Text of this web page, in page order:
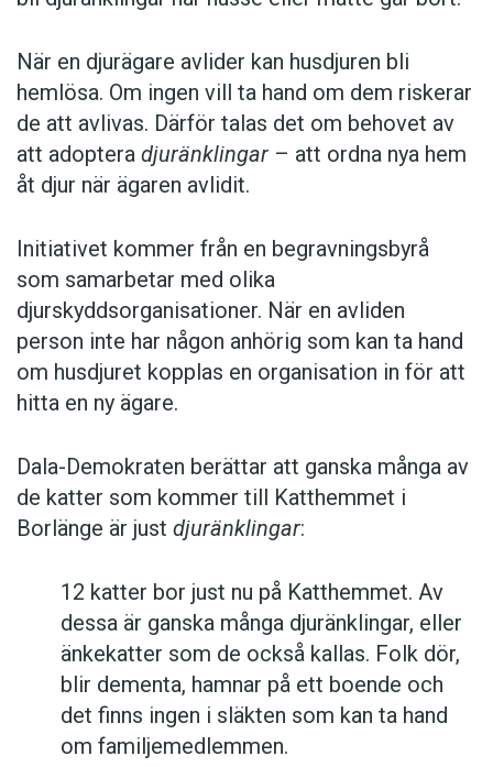
När en djurägare avlider kan husdjuren bli
hemlösa. Om ingen vill ta hand om dem riskerar
de att avlivas. Därför talas det om behovet av
att adoptera djuränklingar – att ordna nya hem
åt djur när ägaren avlidit.
Initiativet kommer från en begravningsbyrå
som samarbetar med olika
djurskyddsorganisationer. När en avliden
person inte har någon anhörig som kan ta hand
om husdjuret kopplas en organisation in för att
hitta en ny ägare.
Dala-Demokraten berättar att ganska många av
de katter som kommer till Katthemmet i
Borlänge är just djuränklingar:
12 katter bor just nu på Katthemmet. Av
dessa är ganska många djuränklingar, eller
änkekatter som de också kallas. Folk dör,
blir dementa, hamnar på ett boende och
det finns ingen i släkten som kan ta hand
om familjemedlemmen.